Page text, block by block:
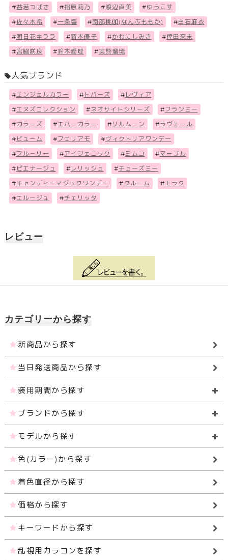
#益若つばさ #指原莉乃 #渡辺直美 #ゆうこす
#佐々木希 #一条響 #南部桃伽(なんぶももか) #白石麻衣
#明日花キララ #新木優子 #かわにしみき #倖田來未
#宮脇咲良 #鈴木愛理 #実熊瑠琉
人気ブランド
#エンジェルカラー # トパーズ # レヴィア
#エヌズコレクション #ネオサイトシリーズ #フランミー
# カラーズ #エバーカラー # リルムーン #ラヴェール
# ビューム #フェリアモ #ヴィクトリアワンデー
#フル－リー #アイジェニック # ミムコ #マーブル
# ピエナージュ # レリッシュ #チューズミー
#キャンディーマジックワンデー #クルーム #モラク
#エルージュ #チェリッタ
レビュー
カテゴリーから探す
新商品から探す
当日発送商品から探す
装用期間から探す
ブランドから探す
モデルから探す
色(カラー)から探す
着色直径から探す
価格から探す
キーワードから探す
乱視用カラコンを探す